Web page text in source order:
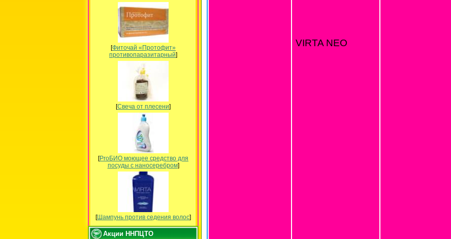
[Фиточай «Протофит»
противопаразитарный]
[Свеча от плесени]
[ProБИО моющее средство для
посуды c наносеребром]
[Шампунь против седения волос]
Акции ННПЦТО
VIRTA NEO